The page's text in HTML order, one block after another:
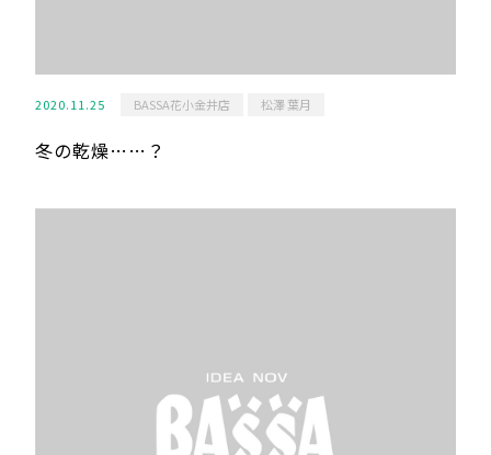
2020.11.25 BASSA花小金井店 松澤 葉月
冬の乾燥……？